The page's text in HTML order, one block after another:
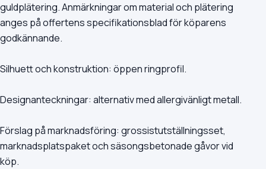
guldplätering. Anmärkningar om material och plätering
anges på offertens specifikationsblad för köparens
godkännande.
Silhuett och konstruktion: öppen ringprofil.
Designanteckningar: alternativ med allergivänligt metall.
Förslag på marknadsföring: grossistutställningsset,
marknadsplatspaket och säsongsbetonade gåvor vid
köp.